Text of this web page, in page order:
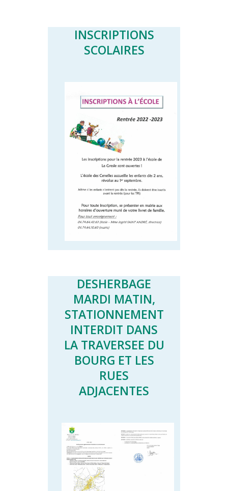
INSCRIPTIONS
SCOLAIRES
DESHERBAGE
MARDI MATIN,
STATIONNEMENT
INTERDIT DANS
LA TRAVERSEE DU
BOURG ET LES
RUES
ADJACENTES